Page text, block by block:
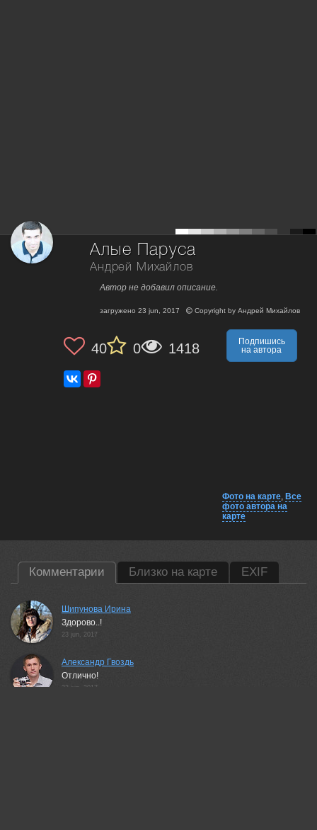
Алые Паруса
Андрей Михайлов
Автор не добавил описание.
загружено 23 jun, 2017 Copyright by Андрей Михайлов
40 0 1418
Подпишись
на автора
Фото на карте, Все
фото автора на
карте
Комментарии Близко на карте EXIF
Шипунова Ирина
Здорово..!
23 jun, 2017
Александр Гвоздь
Отлично!
23 jun, 2017